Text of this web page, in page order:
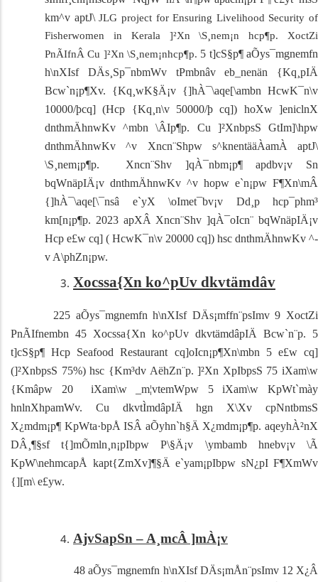
km^v aptJ\JLG project for Ensuring Livelihood Security of
Fisherwomen in Kerala ]²Xn \S¸nem¡n hcp¶p. XoctZi
PnÃIfnÂ Cu ]²Xn \S¸nem¡nhcp¶p. 5 t]cS§p¶aÕys¯mgnemfn
h\nXIsfDÄs¸Sp¯nbmWv tPmbnâv eb_nenän {Kq¸pIÄ
Bcw`n¡p¶Xv. {Kq¸wK§Ä¡v {]hÀ¯\aqe[\ambn HcwK¯n\v
10000/þcq] (Hcp {Kq¸n\v 50000/þ cq]) hoXw ]eniclnX
dnthmÄhnwKv ^­mbn \ÂIp¶p. Cu ]²XnbpsS GtIm]\hpw
dnthmÄhnwKv ^­v Xncn¨Shpw s^knentääÀamÀ aptJ\
\S¸nem¡p¶p. Xncn¨Shv ]qÀ¯nbm¡p¶ apdbv¡v Sn
bqWnäpIÄ¡v dnthmÄhnwKv ^­v ho­pw e`n¡pw F¶Xn\mÂ
{]hÀ¯\aqe[\¯nsâ e`yX \o­Imet¯bv¡v Dd¸p hcp¯phm³
km[n¡p¶p. 2023 apXÂ Xncn¨Shv ]qÀ¯oIcn¨ bqWnäpIÄ¡v
Hcp e£w cq] ( HcwK¯n\v 20000 cq]) hsc dnthmÄhnwKv ^­
v A\phZn¡pw.
Xocssa{Xn ko^pUv dkvtämdâv
225 aÕys¯mgnemfn h\nXIsf DÄs¡mffn¨psIm­v 9 XoctZi
PnÃIfnembn 45 Xocssa{Xn ko^pUv dkvtämdâpIÄ Bcw`n¨p. 5
t]cS§p¶ Hcp Seafood Restaurant cq]oIcn¡p¶Xn\mbn 5 e£w cq]
(]²XnbpsS 75%) hsc {Km³dv AëhZn¨p.]²Xn XpIbpsS 75 iXam\w
{Kmâpw 20 iXam\w _m¦vtemWpw 5 iXam\w KpWt`mày
hnlnXhpamWv. Cu dkvtÌmdâpIÄ hgn X\Xv cpNntbmsS
X¿mdm¡p¶ KpWta·bpÅ ISÂ aÕyhn`h§Ä X¿mdm¡p¶p. aqeyhÀ²nX
DÂ¸¶§sft{]mÕmln¸n¡pIbpw P\§Ä¡v \ymbamb hnebv¡v \Ã
KpW\nehmcapÅ kapt{ZmXv]¶§Ä e`yam¡pIbpw sN¿pI F¶XmWv
{][m\ e£yw.
AjvSapSn– A¸mcÂ ]mÀ¡v
48 aÕys¯mgnemfn h\nXIsf DÄs¡mÅn¨psIm­v 12 X¿Â